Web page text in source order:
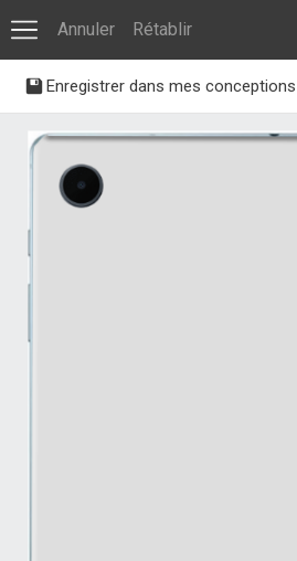
Annuler Rétablir
Enregistrer dans mes conceptions